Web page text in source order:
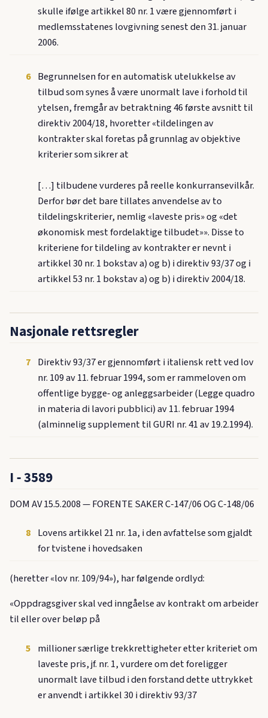
skulle ifølge artikkel 80 nr. 1 være gjennomført i
medlemsstatenes lovgivning senest den 31. januar
2006.
6 Begrunnelsen for en automatisk utelukkelse av
tilbud som synes å være unormalt lave i forhold til
ytelsen, fremgår av betraktning 46 første avsnitt til
direktiv 2004/18, hvoretter «tildelingen av
kontrakter skal foretas på grunnlag av objektive
kriterier som sikrer at
[…] tilbudene vurderes på reelle konkurransevilkår.
Derfor bør det bare tillates anvendelse av to
tildelingskriterier, nemlig «laveste pris» og «det
økonomisk mest fordelaktige tilbudet»». Disse to
kriteriene for tildeling av kontrakter er nevnt i
artikkel 30 nr. 1 bokstav a) og b) i direktiv 93/37 og i
artikkel 53 nr. 1 bokstav a) og b) i direktiv 2004/18.
Nasjonale rettsregler
7 Direktiv 93/37 er gjennomført i italiensk rett ved lov
nr. 109 av 11. februar 1994, som er rammeloven om
offentlige bygge‑ og anleggsarbeider (Legge quadro
in materia di lavori pubblici) av 11. februar 1994
(alminnelig supplement til GURI nr. 41 av 19.2.1994).
I ‑ 3589
DOM AV 15.5.2008 — FORENTE SAKER C-147/06 OG C-148/06
8 Lovens artikkel 21 nr. 1a, i den avfattelse som gjaldt
for tvistene i hovedsaken
(heretter «lov nr. 109/94»), har følgende ordlyd:
«Oppdragsgiver skal ved inngåelse av kontrakt om arbeider
til eller over beløp på
5 millioner særlige trekkrettigheter etter kriteriet om
laveste pris, jf. nr. 1, vurdere om det foreligger
unormalt lave tilbud i den forstand dette uttrykket
er anvendt i artikkel 30 i direktiv 93/37